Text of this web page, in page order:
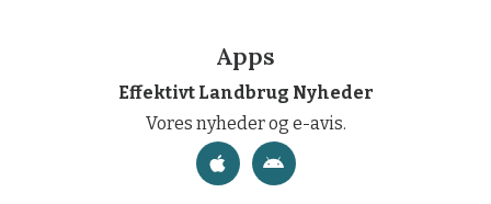
Apps
Effektivt Landbrug Nyheder
Vores nyheder og e-avis.